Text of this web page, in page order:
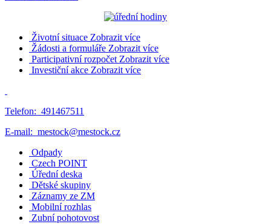
Životní situace Zobrazit více
Žádosti a formuláře Zobrazit více
Participativní rozpočet Zobrazit více
Investiční akce Zobrazit více
Telefon: 491467511
E-mail: mestock@mestock.cz
Odpady
Czech POINT
Úřední deska
Dětské skupiny
Záznamy ze ZM
Mobilní rozhlas
Zubní pohotovost